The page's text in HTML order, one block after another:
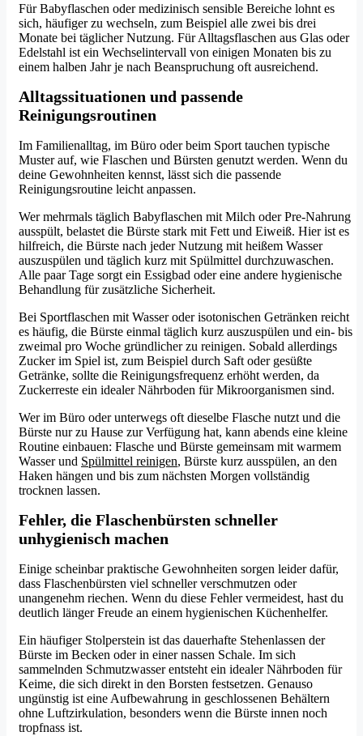
Für Babyflaschen oder medizinisch sensible Bereiche lohnt es
sich, häufiger zu wechseln, zum Beispiel alle zwei bis drei
Monate bei täglicher Nutzung. Für Alltagsflaschen aus Glas oder
Edelstahl ist ein Wechselintervall von einigen Monaten bis zu
einem halben Jahr je nach Beanspruchung oft ausreichend.
Alltagssituationen und passende
Reinigungsroutinen
Im Familienalltag, im Büro oder beim Sport tauchen typische
Muster auf, wie Flaschen und Bürsten genutzt werden. Wenn du
deine Gewohnheiten kennst, lässt sich die passende
Reinigungsroutine leicht anpassen.
Wer mehrmals täglich Babyflaschen mit Milch oder Pre-Nahrung
ausspült, belastet die Bürste stark mit Fett und Eiweiß. Hier ist es
hilfreich, die Bürste nach jeder Nutzung mit heißem Wasser
auszuspülen und täglich kurz mit Spülmittel durchzuwaschen.
Alle paar Tage sorgt ein Essigbad oder eine andere hygienische
Behandlung für zusätzliche Sicherheit.
Bei Sportflaschen mit Wasser oder isotonischen Getränken reicht
es häufig, die Bürste einmal täglich kurz auszuspülen und ein- bis
zweimal pro Woche gründlicher zu reinigen. Sobald allerdings
Zucker im Spiel ist, zum Beispiel durch Saft oder gesüßte
Getränke, sollte die Reinigungsfrequenz erhöht werden, da
Zuckerreste ein idealer Nährboden für Mikroorganismen sind.
Wer im Büro oder unterwegs oft dieselbe Flasche nutzt und die
Bürste nur zu Hause zur Verfügung hat, kann abends eine kleine
Routine einbauen: Flasche und Bürste gemeinsam mit warmem
Wasser und Spülmittel reinigen, Bürste kurz ausspülen, an den
Haken hängen und bis zum nächsten Morgen vollständig
trocknen lassen.
Fehler, die Flaschenbürsten schneller
unhygienisch machen
Einige scheinbar praktische Gewohnheiten sorgen leider dafür,
dass Flaschenbürsten viel schneller verschmutzen oder
unangenehm riechen. Wenn du diese Fehler vermeidest, hast du
deutlich länger Freude an einem hygienischen Küchenhelfer.
Ein häufiger Stolperstein ist das dauerhafte Stehenlassen der
Bürste im Becken oder in einer nassen Schale. Im sich
sammelnden Schmutzwasser entsteht ein idealer Nährboden für
Keime, die sich direkt in den Borsten festsetzen. Genauso
ungünstig ist eine Aufbewahrung in geschlossenen Behältern
ohne Luftzirkulation, besonders wenn die Bürste innen noch
tropfnass ist.